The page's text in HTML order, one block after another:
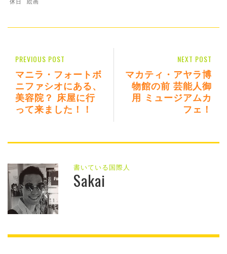
休日 絵画
NEXT POST
マカティ・アヤラ博
物館の前 芸能人御
用 ミュージアムカ
フェ！
PREVIOUS POST
マニラ・フォートボ
ニファシオにある、
美容院？ 床屋に行
って来ました！！
書いている国際人
Sakai